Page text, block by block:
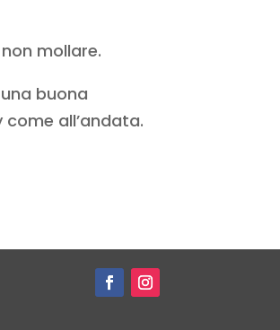
mollare.
buona
all’andata.